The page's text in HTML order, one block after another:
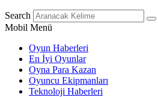
Search
Mobil Menü
Oyun Haberleri
En İyi Oyunlar
Oyna Para Kazan
Oyuncu Ekipmanları
Teknoloji Haberleri